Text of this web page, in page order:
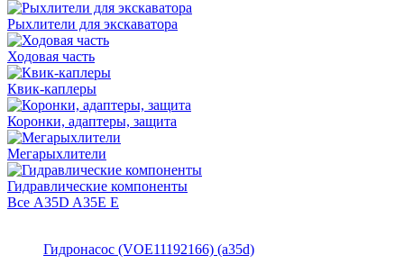
Рыхлители для экскаватора
Ходовая часть
Квик-каплеры
Коронки, адаптеры, защита
Мегарыхлители
Гидравлические компоненты
Все A35D A35E E
Гидронасос (VOE11192166) (a35d)